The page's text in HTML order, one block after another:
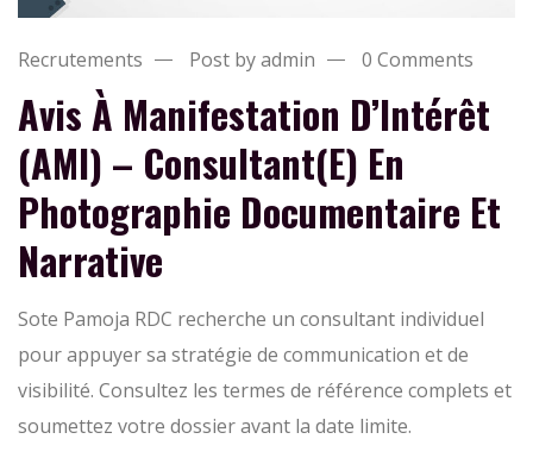
Recrutements Post by admin 0 Comments
Avis À Manifestation D’Intérêt
(AMI) – Consultant(e) En
Photographie Documentaire Et
Narrative
Sote Pamoja RDC recherche un consultant individuel
pour appuyer sa stratégie de communication et de
visibilité. Consultez les termes de référence complets et
soumettez votre dossier avant la date limite.